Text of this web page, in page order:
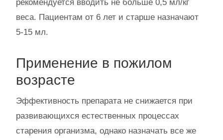
рекомендуется вводить не больше 0,5 мл/кг
веса. Пациентам от 6 лет и старше назначают
5-15 мл.
Применение в пожилом
возрасте
Эффективность препарата не снижается при
развивающихся естественных процессах
старения организма, однако назначать все же